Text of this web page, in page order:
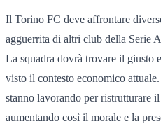
Il Torino FC deve affrontare
agguerrita di altri club della Serie
La squadra dovrà trovare il giusto
visto il contesto economico
stanno lavorando per ristrutturare
aumentando così il morale e la